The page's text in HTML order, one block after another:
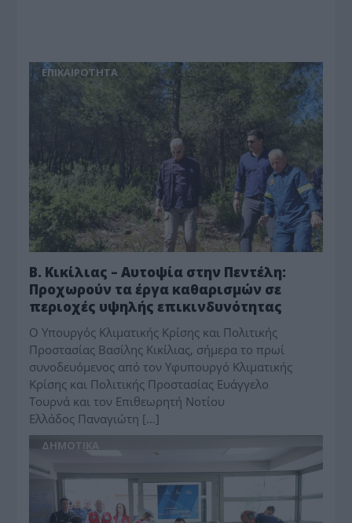
ΕΠΙΚΑΙΡΟΤΗΤΑ
Β. Κικίλιας – Αυτοψία στην Πεντέλη:
Προχωρούν τα έργα καθαρισμών σε
περιοχές υψηλής επικινδυνότητας
Ο Υπουργός Κλιματικής Κρίσης και Πολιτικής
Προστασίας Βασίλης Κικίλιας, σήμερα το πρωί
συνοδευόμενος από τον Υφυπουργό Κλιματικής
Κρίσης και Πολιτικής Προστασίας Ευάγγελο
Τουρνά και τον Επιθεωρητή Νοτίου
Ελλάδος Παναγιώτη […]
ΔΗΜΟΤΙΚΑ